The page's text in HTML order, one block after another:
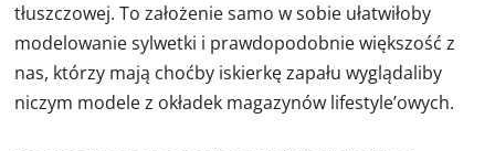
tłuszczowej. To założenie samo w sobie ułatwiłoby
modelowanie sylwetki i prawdopodobnie większość z
nas, którzy mają choćby iskierkę zapału wyglądaliby
niczym modele z okładek magazynów lifestyle’owych.